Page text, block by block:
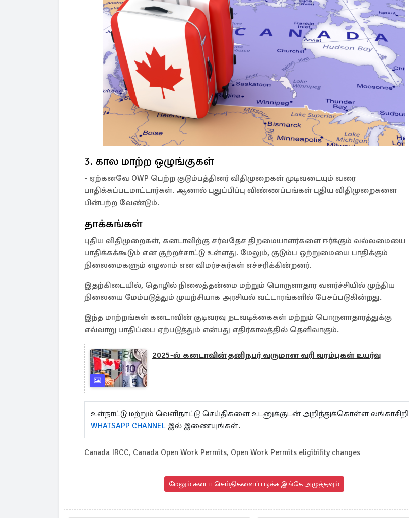
3. கால மாற்ற ஒழுங்குகள்
- ஏற்கனவே OWP பெற்ற குடும்பத்தினர் விதிமுறைகள் முடிவடையும் வரை
பாதிக்கப்படமாட்டார்கள். ஆனால் புதுப்பிப்பு விண்ணப்பங்கள் புதிய விதிமுறைகளை
பின்பற்ற வேண்டும்.
தாக்கங்கள்
புதிய விதிமுறைகள், கனடாவிற்கு சர்வதேச திறமையாளர்களை ஈர்க்கும் வல்லமையை
பாதிக்கக்கூடும் என குற்றச்சாட்டு உள்ளது. மேலும், குடும்ப ஒற்றுமையை பாதிக்கும்
நிலைமைகளும் எழலாம் என விமர்சகர்கள் எச்சரிக்கின்றனர்.
இதற்கிடையில், தொழில் நிலைத்தன்மை மற்றும் பொருளாதார வளர்ச்சியில் முந்திய
நிலையை மேம்படுத்தும் முயற்சியாக அரசியல் வட்டாரங்களில் பேசப்படுகின்றது.
இந்த மாற்றங்கள் கனடாவின் குடிவரவு நடவடிக்கைகள் மற்றும் பொருளாதாரத்துக்கு
எவ்வாறு பாதிப்பை ஏற்படுத்தும் என்பது எதிர்காலத்தில் தெளிவாகும்.
2025-ல் கனடாவின் தனிநபர் வருமான வரி வரம்புகள் உயர்வு
உள்நாட்டு மற்றும் வெளிநாட்டு செய்திகளை உடனுக்குடன் அறிந்துக்கொள்ள லங்காசிறி
WHATSAPP CHANNEL இல் இணையுங்கள்.
Canada IRCC, Canada Open Work Permits, Open Work Permits eligibility changes
மேலும் கனடா செய்திகளைப் படிக்க இங்கே அழுத்தவும்